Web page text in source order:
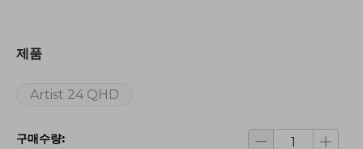
제품
Artist 24 QHD
구매수량: